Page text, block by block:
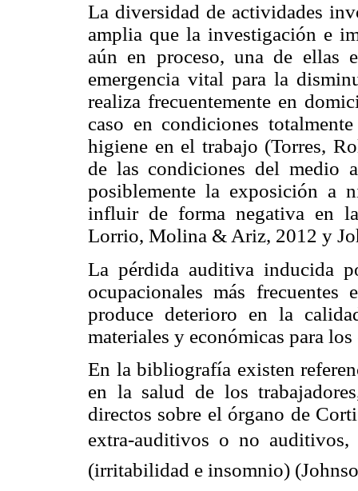
La diversidad de actividades
amplia que la investigación e
aún en proceso, una de ellas
emergencia vital para la
realiza frecuentemente en
caso en condiciones
higiene en el trabajo (Torres,
de las condiciones del medio
posiblemente la exposición a
influir de forma negativa en
Lorrio, Molina & Ariz, 2012 y
La pérdida auditiva inducida
ocupacionales más frecuentes
produce deterioro en la
materiales y económicas para
En la bibliografía existen
en la salud de los
directos sobre el órgano de
extra-auditivos o no
(irritabilidad e insomnio)